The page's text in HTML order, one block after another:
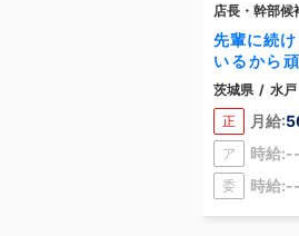
店長・幹部候
先輩に続
いるから
気”がすべ
く、実力
す！
茨城県 / 水戸
正
月給:
ア 時給
委 時給